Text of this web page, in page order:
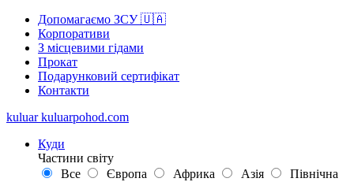
Допомагаємо ЗСУ 🇺🇦
Корпоративи
З місцевими гідами
Прокат
Подарунковий сертифікат
Контакти
kuluar kuluarpohod.com
Куди
Частини світу
Все
Європа Африка Азія
Північна